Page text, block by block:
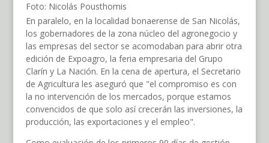
Foto: Nicolás Pousthomis
En paralelo, en la localidad bonaerense de San Nicolás,
los gobernadores de la zona núcleo del agronegocio y
las empresas del sector se acomodaban para abrir otra
edición de Expoagro, la feria empresaria del Grupo
Clarín y La Nación. En la cena de apertura, el Secretario
de Agricultura les aseguró que "el compromiso es con
la no intervención de los mercados, porque estamos
convencidos de que solo así crecerán las inversiones, la
producción, las exportaciones y el empleo".